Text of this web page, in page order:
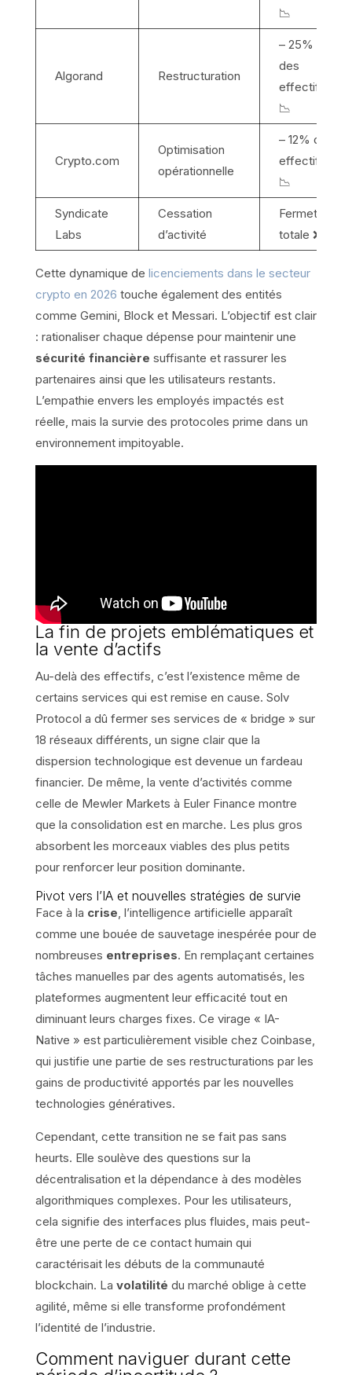
📉
Algorand Restructuration
– 25%
des
effectifs
📉
Crypto.com
Optimisation
opérationnelle
– 12% des
effectifs
📉
Syndicate
Labs
Cessation
d’activité
Fermeture
totale ❌
Cette dynamique de licenciements dans le secteur
crypto en 2026 touche également des entités
comme Gemini, Block et Messari. L’objectif est clair
: rationaliser chaque dépense pour maintenir une
sécurité financière suffisante et rassurer les
partenaires ainsi que les utilisateurs restants.
L’empathie envers les employés impactés est
réelle, mais la survie des protocoles prime dans un
environnement impitoyable.
La fin de projets emblématiques et
la vente d’actifs
Au-delà des effectifs, c’est l’existence même de
certains services qui est remise en cause. Solv
Protocol a dû fermer ses services de « bridge » sur
18 réseaux différents, un signe clair que la
dispersion technologique est devenue un fardeau
financier. De même, la vente d’activités comme
celle de Mewler Markets à Euler Finance montre
que la consolidation est en marche. Les plus gros
absorbent les morceaux viables des plus petits
pour renforcer leur position dominante.
Pivot vers l’IA et nouvelles stratégies de survie
Face à la crise, l’intelligence artificielle apparaît
comme une bouée de sauvetage inespérée pour de
nombreuses entreprises. En remplaçant certaines
tâches manuelles par des agents automatisés, les
plateformes augmentent leur efficacité tout en
diminuant leurs charges fixes. Ce virage « IA-
Native » est particulièrement visible chez Coinbase,
qui justifie une partie de ses restructurations par les
gains de productivité apportés par les nouvelles
technologies génératives.
Cependant, cette transition ne se fait pas sans
heurts. Elle soulève des questions sur la
décentralisation et la dépendance à des modèles
algorithmiques complexes. Pour les utilisateurs,
cela signifie des interfaces plus fluides, mais peut-
être une perte de ce contact humain qui
caractérisait les débuts de la communauté
blockchain. La volatilité du marché oblige à cette
agilité, même si elle transforme profondément
l’identité de l’industrie.
Comment naviguer durant cette